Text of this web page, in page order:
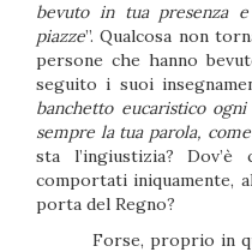
bevuto in tua presenza
piazze”. Qualcosa non
persone che hanno
seguito i suoi
banchetto eucaristico
sempre la tua parola,
sta l’ingiustizia?
comportati iniquamente,
porta del Regno?
Forse, proprio in